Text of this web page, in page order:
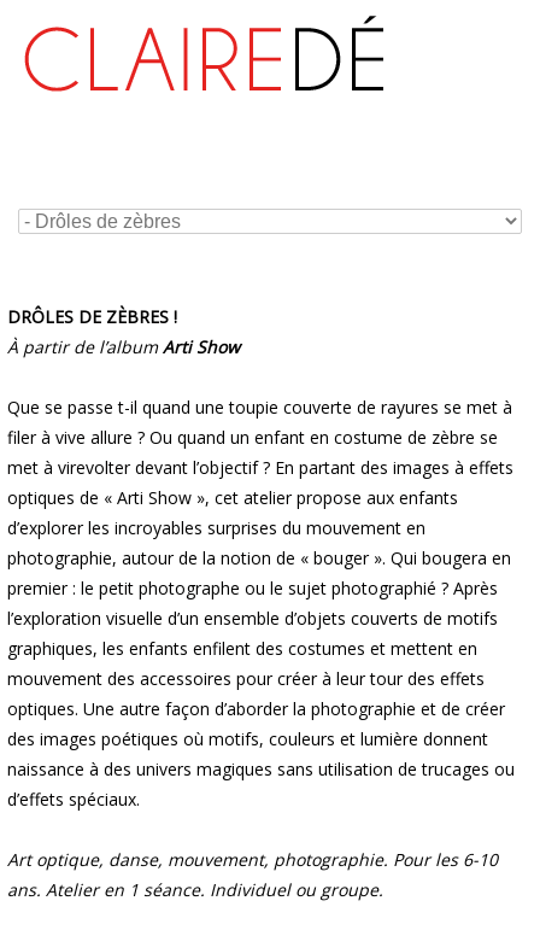
DRÔLES DE ZÈBRES !
À partir de l’albumArti Show
Que se passe t-il quand une toupie couverte de rayures se met à
filer à vive allure ? Ou quand un enfant en costume de zèbre se
met à virevolter devant l’objectif ? En partant des images à effets
optiques de « Arti Show », cet atelier propose aux enfants
d’explorer les incroyables surprises du mouvement en
photographie, autour de la notion de « bouger ». Qui bougera en
premier : le petit photographe ou le sujet photographié ? Après
l’exploration visuelle d’un ensemble d’objets couverts de motifs
graphiques, les enfants enfilent des costumes et mettent en
mouvement des accessoires pour créer à leur tour des effets
optiques. Une autre façon d’aborder la photographie et de créer
des images poétiques où motifs, couleurs et lumière donnent
naissance à des univers magiques sans utilisation de trucages ou
d’effets spéciaux.
Art optique, danse, mouvement, photographie. Pour les 6-10
ans. Atelier en 1 séance. Individuel ou groupe.